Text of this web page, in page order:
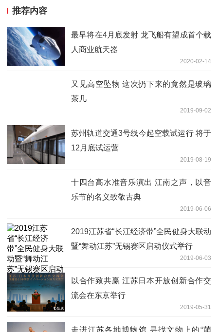
推荐内容
最早将在4月底发射 龙飞船有望成首个载
人商业航天器
2020-02-14
又见高空坠物 这次扔下来的竟然是玻璃
茶几
2019-09-02
苏州轨道交通3号线今起空载试运行 将于
12月底试运营
2019-08-19
十四台高水准音乐演出 江南之声，以音
乐节的名义致敬古典
2019-06-06
2019江苏省“长江经济带”全民健身大联动
暨“舞动江苏”无锡赛区启动仪式举行
2019-06-03
以合作致共赢 江苏日本开放创新合作交
流会在东京举行
2019-05-31
走进江苏各地博物馆 寻找文物上的“萌